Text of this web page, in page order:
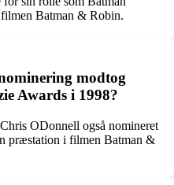
Batman & Robin.
modtog
Awards i 1998?
ODonnell også nomineret
præstation i filmen Batman &